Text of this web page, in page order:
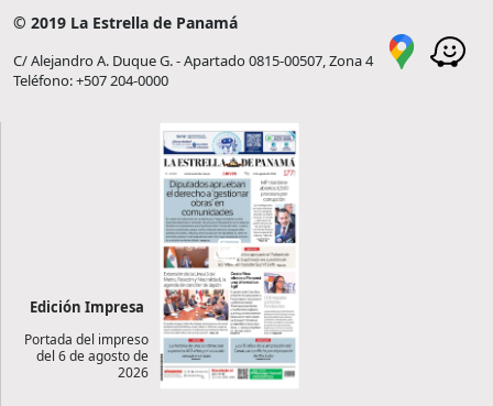
© 2019 La Estrella de Panamá
C/ Alejandro A. Duque G. - Apartado 0815-00507, Zona 4
Teléfono: +507 204-0000
Edición Impresa
Portada del impreso
del 6 de agosto de
2026